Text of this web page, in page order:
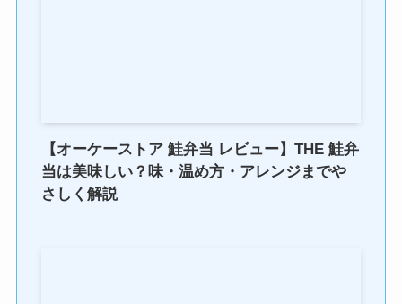
【オーケーストア 鮭弁当 レビュー】THE 鮭弁
当は美味しい？味・温め方・アレンジまでや
さしく解説